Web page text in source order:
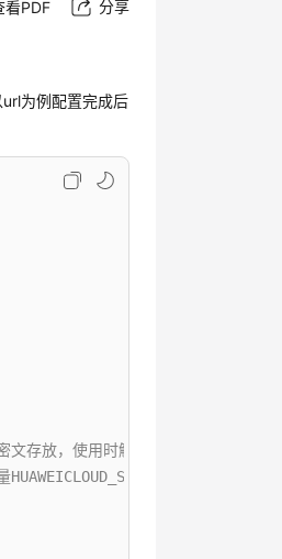
看PDF 分享
为例配置完成后
存放，使用时解密，确保安全；
和